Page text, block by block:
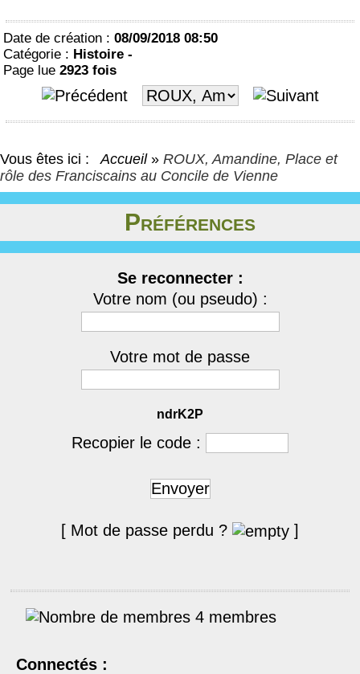
Date de création : 08/09/2018 08:50
Catégorie : Histoire -
Page lue 2923 fois
Vous êtes ici : Accueil » ROUX, Amandine, Place et
rôle des Franciscains au Concile de Vienne
Préférences
Se reconnecter :
Votre nom (ou pseudo) :
Votre mot de passe
ndrK2P
Recopier le code :
Envoyer
[ Mot de passe perdu ? ]
4 membres
Connectés :